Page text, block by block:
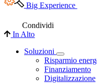
Big Experience
Condividi
In Alto
Soluzioni
Risparmio
Finanziamento
Digitalizzazione